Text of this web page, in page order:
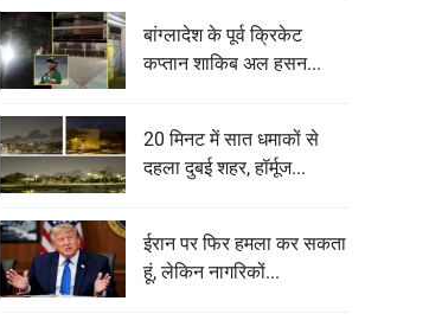
बांग्लादेश के पूर्व क्रिकेट
कप्तान शाकिब अल हसन...
20 मिनट में सात धमाकों से
दहला दुबई शहर, हॉर्मूज...
ईरान पर फिर हमला कर सकता
हूं, लेकिन नागरिकों...